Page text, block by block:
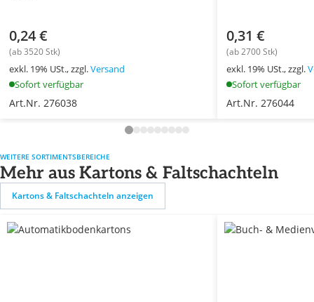
0,24 €
(ab 3520 Stk)
exkl. 19% USt., zzgl.Versand
Sofort verfügbar
Art.Nr. 276038
0,31 €
(ab 2700 Stk)
exkl. 19% USt., zzgl.
Sofort verfügbar
Art.Nr. 276044
WEITERE SORTIMENTSBEREICHE
Mehr aus Kartons & Faltschachteln
Kartons & Faltschachteln anzeigen